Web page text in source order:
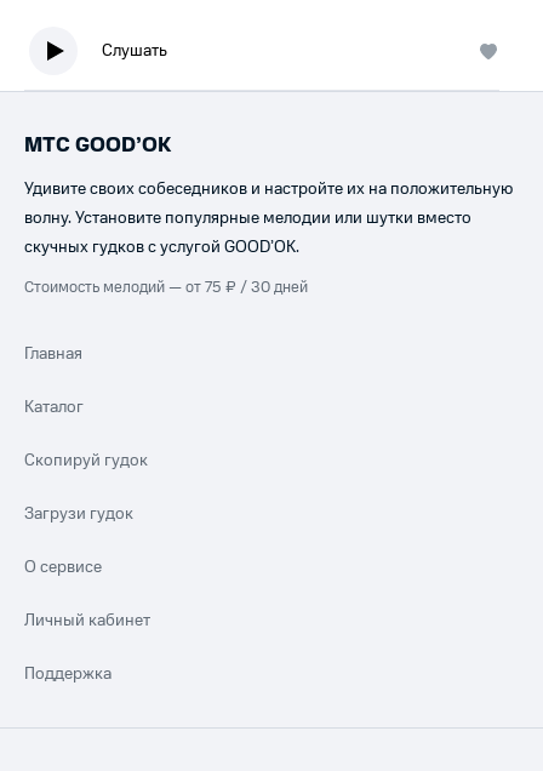
Слушать
МТС GOOD’OK
Удивите своих собеседников и настройте их на положительную
волну. Установите популярные мелодии или шутки вместо
скучных гудков с услугой GOOD’OK.
Стоимость мелодий — от 75 ₽ / 30 дней
Главная
Каталог
Скопируй гудок
Загрузи гудок
О сервисе
Личный кабинет
Поддержка